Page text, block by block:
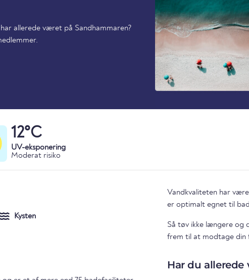
allerede været på Sandhammaren?
12°C
UV-eksponering
Moderat risiko
Kysten
Vandkvaliteten har
er optimalt egnet til
Så tøv ikke længere og
frem til at modtage din
Har du